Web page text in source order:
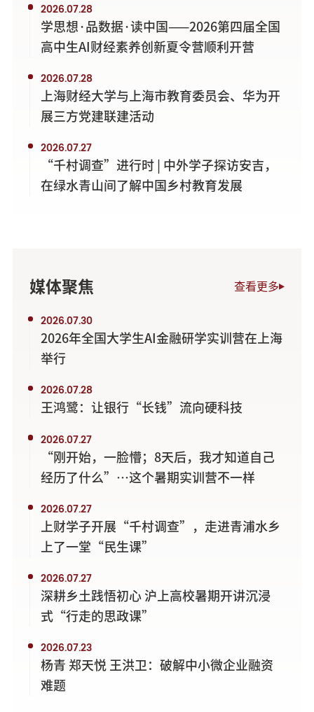
2026.07.28
学思想·品数据·读中国——2026第四届全国
高中生AI财经素养创新夏令营顺利开营
2026.07.28
上海财经大学与上海市教育委员会、华为开
展三方党建联建活动
2026.07.27
“千村调查”进行时 | 中外学子探访安吉，
在绿水青山间了解中国乡村教育发展
媒体聚焦 查看更多
2026.07.30
2026年全国大学生AI金融研学实训营在上海
举行
2026.07.28
王鸿鹭：让银行“长钱”流向硬科技
2026.07.27
“刚开始，一脸懵；8天后，我才知道自己
经历了什么”…这个暑期实训营不一样
2026.07.27
上财学子开展“千村调查”，走进青浦水乡
上了一堂“民生课”
2026.07.27
深耕乡土践悟初心 沪上高校暑期开讲沉浸
式“行走的思政课”
2026.07.23
杨青 郑天悦 王洪卫：破解中小微企业融资
难题